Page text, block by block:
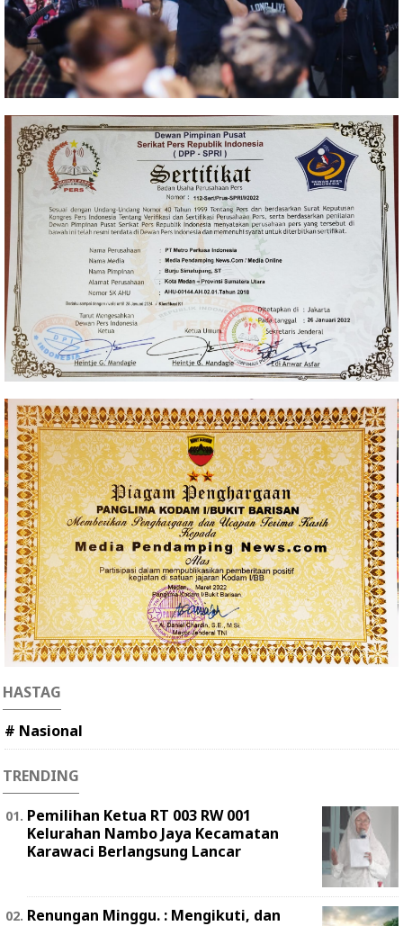
HASTAG
# Nasional
TRENDING
Pemilihan Ketua RT 003 RW 001
Kelurahan Nambo Jaya Kecamatan
Karawaci Berlangsung Lancar
Renungan Minggu. : Mengikuti, dan